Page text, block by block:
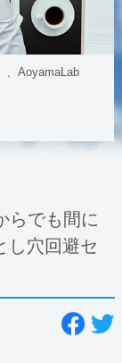
、AoyamaLab
らでも間に
し穴回避セ